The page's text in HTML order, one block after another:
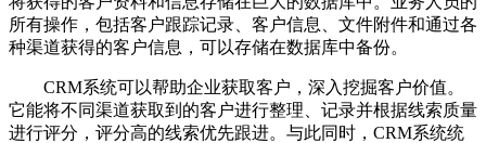
所有操作，包括客户跟踪记录、客户信息、文件附件和通过各
种渠道获得的客户信息，可以存储在数据库中备份。
CRM系统可以帮助企业获取客户，深入挖掘客户价值。
它能将不同渠道获取到的客户进行整理、记录并根据线索质量
进行评分，评分高的线索优先跟进。与此同时，CRM系统统